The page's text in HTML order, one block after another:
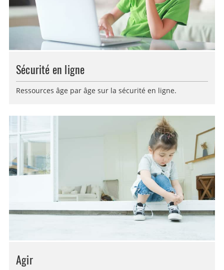
Sécurité en ligne
Ressources âge par âge sur la sécurité en ligne.
Agir